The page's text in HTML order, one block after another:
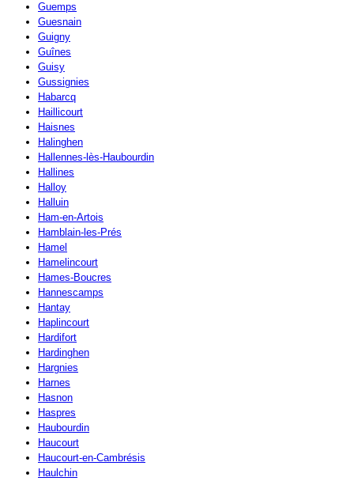
Guemps
Guesnain
Guigny
Guînes
Guisy
Gussignies
Habarcq
Haillicourt
Haisnes
Halinghen
Hallennes-lès-Haubourdin
Hallines
Halloy
Halluin
Ham-en-Artois
Hamblain-les-Prés
Hamel
Hamelincourt
Hames-Boucres
Hannescamps
Hantay
Haplincourt
Hardifort
Hardinghen
Hargnies
Harnes
Hasnon
Haspres
Haubourdin
Haucourt
Haucourt-en-Cambrésis
Haulchin